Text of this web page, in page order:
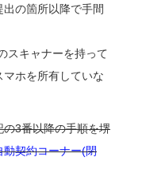
の箇所以降で手間
スキャナーを持って
ホを所有していな
3番以降の手順を堺
動契約コーナー(閉